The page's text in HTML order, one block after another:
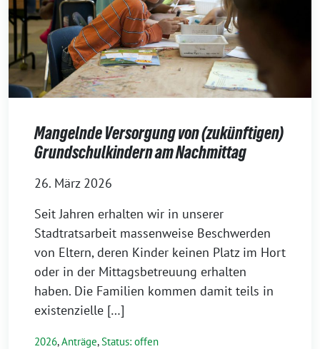
Mangelnde Versorgung von (zukünftigen)
Grundschulkindern am Nachmittag
26. März 2026
Seit Jahren erhalten wir in unserer
Stadtratsarbeit massenweise Beschwerden
von Eltern, deren Kinder keinen Platz im Hort
oder in der Mittagsbetreuung erhalten
haben. Die Familien kommen damit teils in
existenzielle […]
2026,Anträge,Status: offen